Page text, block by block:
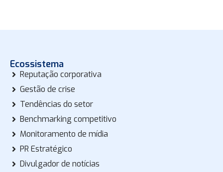
Ecossistema
Reputação corporativa
Gestão de crise
Tendências do setor
Benchmarking competitivo
Monitoramento de mídia
PR Estratégico
Divulgador de notícias